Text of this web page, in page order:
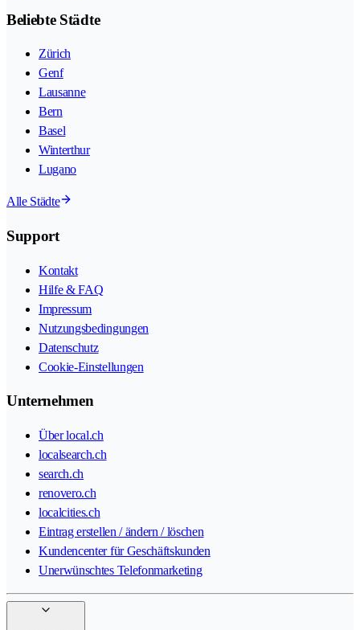
Beliebte Städte
Zürich
Genf
Lausanne
Bern
Basel
Winterthur
Lugano
Alle Städte
Support
Kontakt
Hilfe & FAQ
Impressum
Nutzungsbedingungen
Datenschutz
Cookie-Einstellungen
Unternehmen
Über local.ch
localsearch.ch
search.ch
renovero.ch
localcities.ch
Eintrag erstellen / ändern / löschen
Kundencenter für Geschäftskunden
Unerwünschtes Telefonmarketing